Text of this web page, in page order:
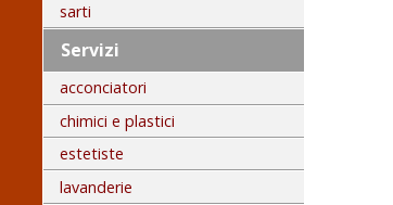
sarti
Servizi
acconciatori
chimici e plastici
estetiste
lavanderie